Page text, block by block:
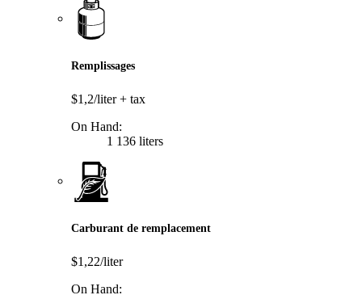
Remplissages
$1,2/liter+ tax
On Hand:
1 136 liters
Carburant de remplacement
$1,22/liter
On Hand: